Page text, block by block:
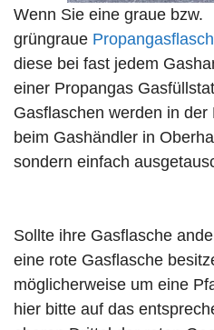
Wenn Sie eine graue bzw.
grüngraue
diese bei fast jedem
einer Propangas
Gasflaschen werden in
beim Gashändler in
sondern einfach
Sollte ihre Gasflasche
eine rote Gasflasche
möglicherweise um eine
hier bitte auf das